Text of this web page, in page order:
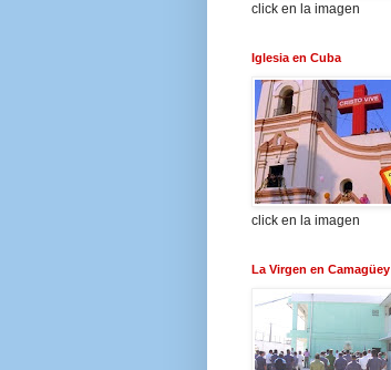
click en la imagen
Iglesia en Cuba
click en la imagen
La Virgen en Camagüey